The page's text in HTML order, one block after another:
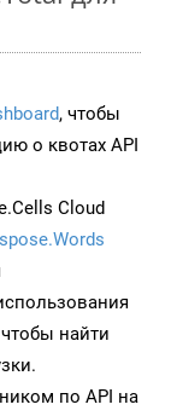
, чтобы
о квотах API
Cloud
чтобы найти
по API на